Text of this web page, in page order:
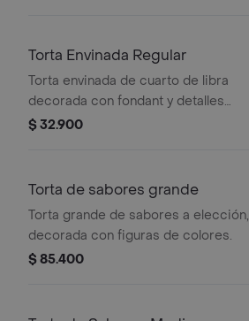
Torta Envinada Regular
Torta envinada de cuarto de libra
decorada con fondant y detalles
coloridos.
$ 32.900
Torta de sabores grande
Torta grande de sabores a elección,
decorada con figuras de colores.
$ 85.400